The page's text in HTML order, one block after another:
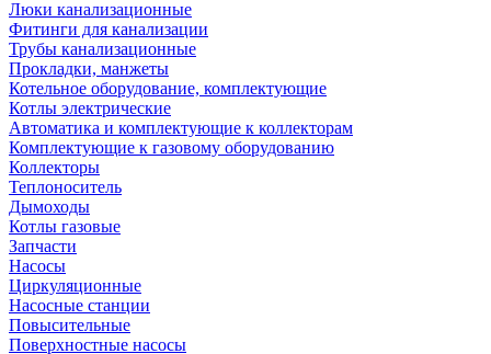
Люки канализационные
Фитинги для канализации
Трубы канализационные
Прокладки, манжеты
Котельное оборудование, комплектующие
Котлы электрические
Автоматика и комплектующие к коллекторам
Комплектующие к газовому оборудованию
Коллекторы
Теплоноситель
Дымоходы
Котлы газовые
Запчасти
Насосы
Циркуляционные
Насосные станции
Повысительные
Поверхностные насосы